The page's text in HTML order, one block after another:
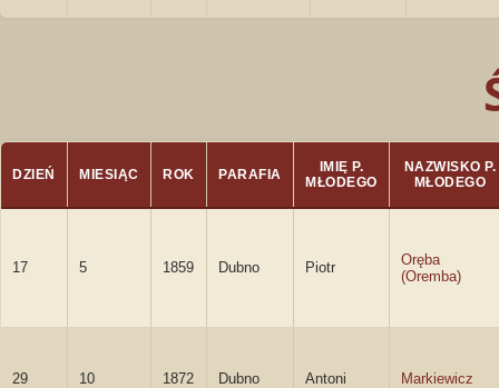
DZIEŃ MIESIĄC ROK PARAFIA
IMIĘ P.
MŁODEGO
NAZWISKO P.
MŁODEGO
17 5 1859 Dubno Piotr
Oręba
(Oremba)
29 10 1872 Dubno Antoni Markiewicz